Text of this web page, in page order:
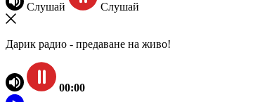
Слушай Слушай
Дарик радио - предаване на живо!
00:00